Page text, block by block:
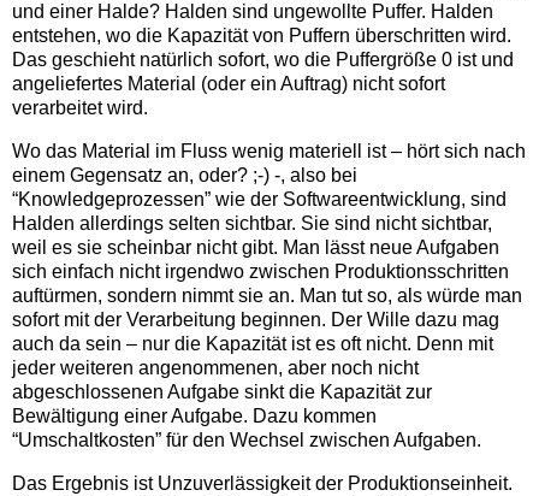
und einer Halde? Halden sind ungewollte Puffer. Halden
entstehen, wo die Kapazität von Puffern überschritten wird.
Das geschieht natürlich sofort, wo die Puffergröße 0 ist und
angeliefertes Material (oder ein Auftrag) nicht sofort
verarbeitet wird.
Wo das Material im Fluss wenig materiell ist – hört sich nach
einem Gegensatz an, oder? ;-) -, also bei
“Knowledgeprozessen” wie der Softwareentwicklung, sind
Halden allerdings selten sichtbar. Sie sind nicht sichtbar,
weil es sie scheinbar nicht gibt. Man lässt neue Aufgaben
sich einfach nicht irgendwo zwischen Produktionsschritten
auftürmen, sondern nimmt sie an. Man tut so, als würde man
sofort mit der Verarbeitung beginnen. Der Wille dazu mag
auch da sein – nur die Kapazität ist es oft nicht. Denn mit
jeder weiteren angenommenen, aber noch nicht
abgeschlossenen Aufgabe sinkt die Kapazität zur
Bewältigung einer Aufgabe. Dazu kommen
“Umschaltkosten” für den Wechsel zwischen Aufgaben.
Das Ergebnis ist Unzuverlässigkeit der Produktionseinheit.